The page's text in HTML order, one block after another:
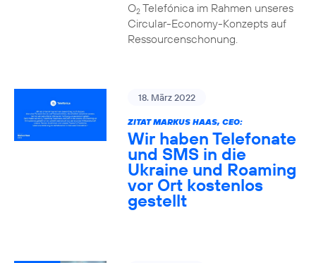
O2Telefónica im Rahmen unseres
Circular-Economy-Konzepts auf
Ressourcenschonung.
18. März 2022
ZITAT MARKUS HAAS, CEO:
Wir haben Telefonate
und SMS in die
Ukraine und Roaming
vor Ort kostenlos
gestellt